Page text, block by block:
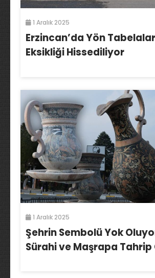
1 Aralık 2025
Erzincan’da Yön
Eksikliği Hissediliyor
1 Aralık 2025
Şehrin Sembolü Yok
Sürahi ve Maşrapa Tahrip